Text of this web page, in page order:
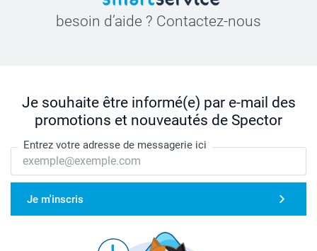
besoin d’aide ? Contactez-nous
Je souhaite être informé(e) par e-mail des
promotions et nouveautés de Spector
Entrez votre adresse de messagerie ici
Je m'inscris